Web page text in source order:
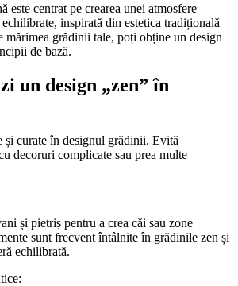
este centrat pe crearea unei atmosfere
inspirată din estetica tradițională
mărimea grădinii tale, poți obține un design
de bază.
un design „zen” în
și curate în designul grădinii. Evită
decoruri complicate sau prea multe
și pietriș pentru a crea căi sau zone
sunt frecvent întâlnite în grădinile zen și
echilibrată.